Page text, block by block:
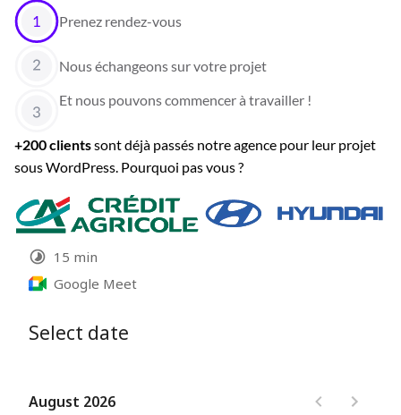
Prenez rendez-vous
Nous échangeons sur votre projet
Et nous pouvons commencer à travailler !
+200 clientssont déjà passés notre agence pour leur projet
sous WordPress. Pourquoi pas vous ?